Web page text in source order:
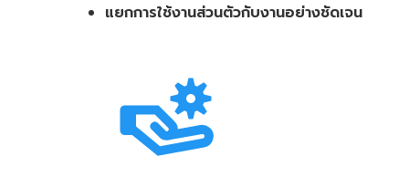
แยกการใช้งานส่วนตัวกับงานอย่างชัดเจน